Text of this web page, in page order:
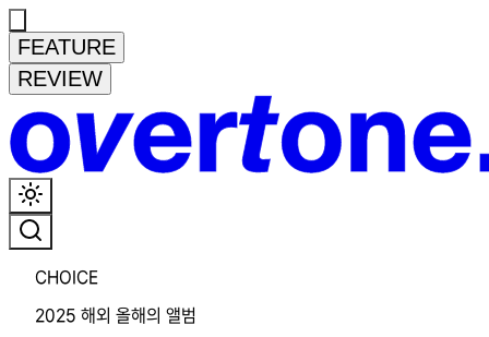
FEATURE
REVIEW
CHOICE
2025 해외 올해의 앨범